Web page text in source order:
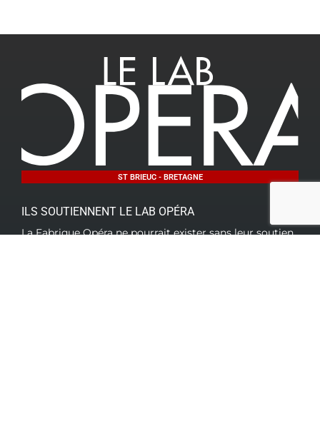
ST BRIEUC - BRETAGNE
ILS SOUTIENNENT LE LAB OPÉRA
La Fabrique Opéra ne pourrait exister sans leur soutien